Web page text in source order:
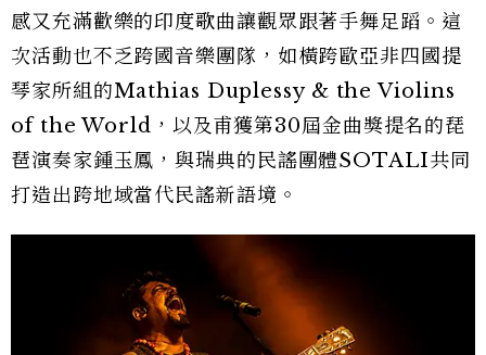
感又充滿歡樂的印度歌曲讓觀眾跟著手舞足蹈。這
次活動也不乏跨國音樂團隊，如橫跨歐亞非四國提
琴家所組的Mathias Duplessy & the Violins
of the World，以及甫獲第30屆金曲獎提名的琵
琶演奏家鍾玉鳳，與瑞典的民謠團體SOTALI共同
打造出跨地域當代民謠新語境。